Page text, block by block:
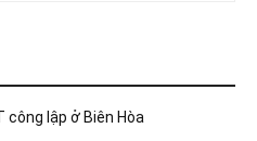
công lập ở Biên Hòa